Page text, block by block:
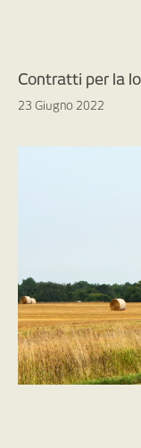
Contratti per la
23 Giugno 2022